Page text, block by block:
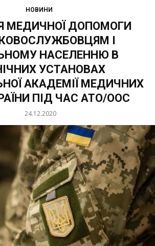
НОВИНИ
МЕДИЧНОЇ ДОПОМОГИ
І
НАСЕЛЕННЮ В
УСТАНОВАХ
АКАДЕМІЇ МЕДИЧНИХ
ПІД ЧАС АТО/ООС
24.12.2020